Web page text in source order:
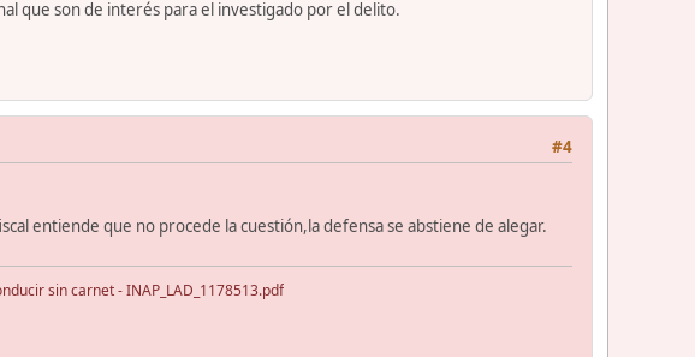
que son de interés para el investigado por el delito.
#4
entiende que no procede la cuestión,la defensa se abstiene de alegar.
sin carnet - INAP_LAD_1178513.pdf